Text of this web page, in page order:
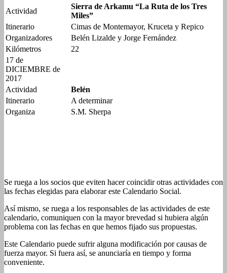
Actividad
Sierra de Arkamu “La Ruta de los Tres
Miles”
Itinerario
Cimas de Montemayor, Kruceta y Repico
Organizadores
Belén Lizalde y Jorge Fernández
Kilómetros
22
17 de
DICIEMBRE de
2017
Actividad
Belén
Itinerario
A determinar
Organiza
S.M. Sherpa
Se ruega a los socios que eviten hacer coincidir otras actividades con
las fechas elegidas para elaborar este Calendario Social.
Así mismo, se ruega a los responsables de las actividades de este
calendario, comuniquen con la mayor brevedad si hubiera algún
problema con las fechas en que hemos fijado sus propuestas.
Este Calendario puede sufrir alguna modificación por causas de
fuerza mayor. Si fuera así, se anunciaría en tiempo y forma
conveniente.